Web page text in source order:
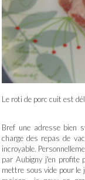
Le roti de porc cuit est
Bref une adresse bien
charge des repas de
incroyable.
par Aubigny j'en profite
mettre sous vide pour le